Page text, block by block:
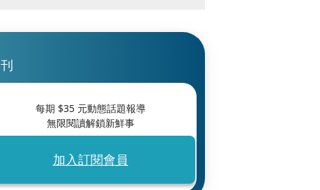
每期 $35元動態話題報導
無限閱讀解鎖新鮮事
加入訂閱會員